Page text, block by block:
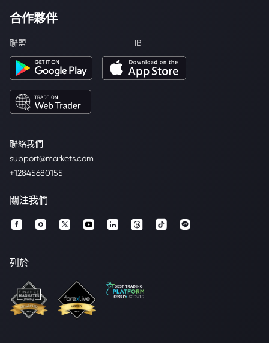
聯絡我們
support@markets.com
+12845680155
合作夥伴
聯盟 IB
關注我們
列於